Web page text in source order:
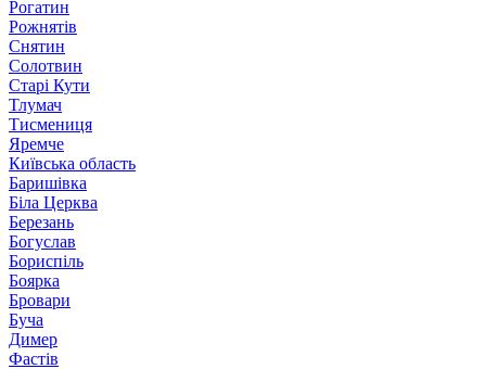
Рогатин
Рожнятів
Снятин
Солотвин
Старі Кути
Тлумач
Тисмениця
Яремче
Київська область
Баришівка
Біла Церква
Березань
Богуслав
Бориспіль
Боярка
Бровари
Буча
Димер
Фастів